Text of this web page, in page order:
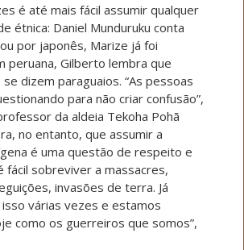
é até mais fácil assumir qualquer
étnica: Daniel Munduruku conta
por japonês, Marize já foi
peruana, Gilberto lembra que
dizem paraguaios. “As pessoas
para não criar confusão”,
da aldeia Tekoha Pohã
no entanto, que assumir a
é uma questão de respeito e
fácil sobreviver a massacres,
invasões de terra. Já
várias vezes e estamos
como os guerreiros que somos”,